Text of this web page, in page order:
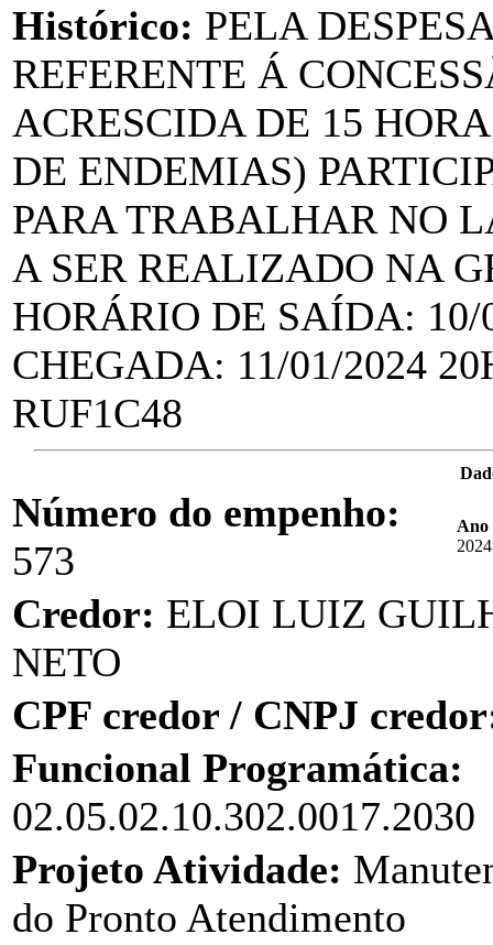
Histórico: PELA
REFERENTE Á
ACRESCIDA DE 15
DE ENDEMIAS)
PARA TRABALHAR NO
A SER REALIZADO NA
HORÁRIO DE SAÍDA: 10/
CHEGADA: 11/01/2024
RUF1C48
Número do empenho:
573
Ano
2024
Credor: ELOI LUIZ
NETO
CPF credor / CNPJ
Funcional Programática:
02.05.02.10.302.0017.2030
Projeto Atividade:
do Pronto Atendimento